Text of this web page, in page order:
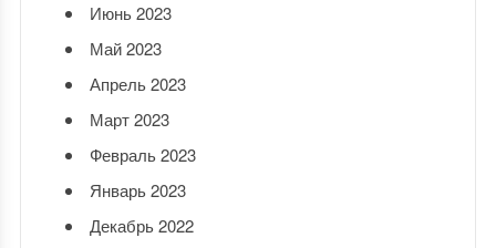
Июнь 2023
Май 2023
Апрель 2023
Март 2023
Февраль 2023
Январь 2023
Декабрь 2022